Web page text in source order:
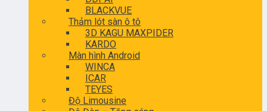
BLACKVUE
Thảm lót sàn ô tô
3D KAGU MAXPIDER
KARDO
Màn hình Android
WINCA
ICAR
TEYES
Độ Limousine